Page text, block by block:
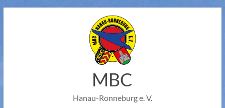
MBC
Hanau-Ronneburg e. V.